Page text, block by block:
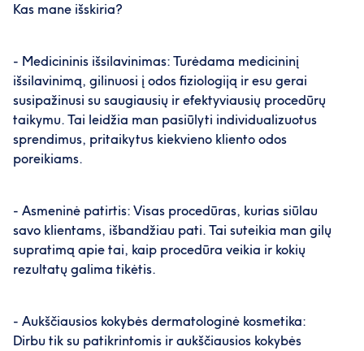
Kas mane išskiria?
- Medicininis išsilavinimas: Turėdama medicininį
išsilavinimą, gilinuosi į odos fiziologiją ir esu gerai
susipažinusi su saugiausių ir efektyviausių procedūrų
taikymu. Tai leidžia man pasiūlyti individualizuotus
sprendimus, pritaikytus kiekvieno kliento odos
poreikiams.
- Asmeninė patirtis: Visas procedūras, kurias siūlau
savo klientams, išbandžiau pati. Tai suteikia man gilų
supratimą apie tai, kaip procedūra veikia ir kokių
rezultatų galima tikėtis.
- Aukščiausios kokybės dermatologinė kosmetika:
Dirbu tik su patikrintomis ir aukščiausios kokybės